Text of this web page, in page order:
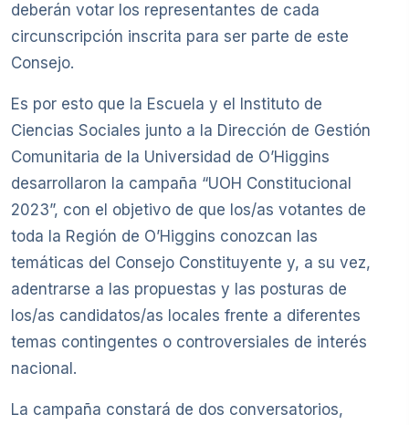
deberán votar los representantes de cada
circunscripción inscrita para ser parte de este
Consejo.
Es por esto que la Escuela y el Instituto de
Ciencias Sociales junto a la Dirección de Gestión
Comunitaria de la Universidad de O’Higgins
desarrollaron la campaña “UOH Constitucional
2023”, con el objetivo de que los/as votantes de
toda la Región de O’Higgins conozcan las
temáticas del Consejo Constituyente y, a su vez,
adentrarse a las propuestas y las posturas de
los/as candidatos/as locales frente a diferentes
temas contingentes o controversiales de interés
nacional.
La campaña constará de dos conversatorios,